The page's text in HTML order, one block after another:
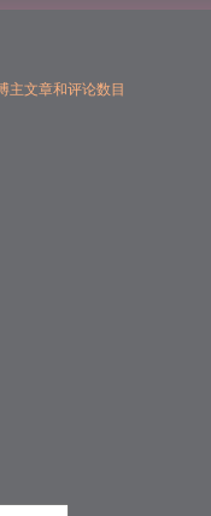
主文章和评论数目